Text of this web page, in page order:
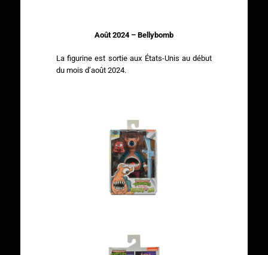
Août 2024 – Bellybomb
La figurine est sortie aux États-Unis au début
du mois d’août 2024.